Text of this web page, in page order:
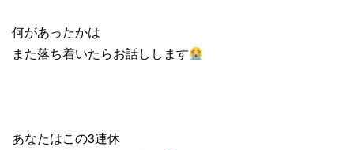
何があったかは
また落ち着いたらお話しします
あなたはこの3連休